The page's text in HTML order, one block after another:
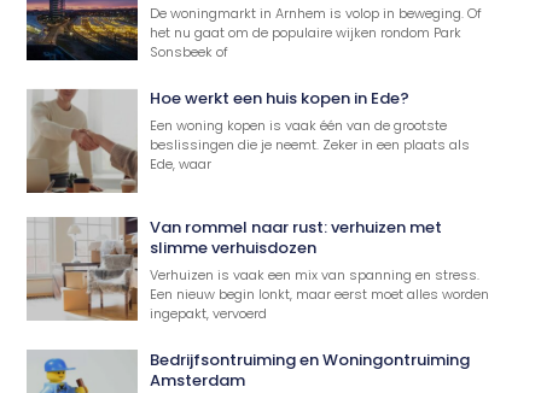
De woningmarkt in Arnhem is volop in beweging. Of
het nu gaat om de populaire wijken rondom Park
Sonsbeek of
Hoe werkt een huis kopen in Ede?
Een woning kopen is vaak één van de grootste
beslissingen die je neemt. Zeker in een plaats als
Ede, waar
Van rommel naar rust: verhuizen met
slimme verhuisdozen
Verhuizen is vaak een mix van spanning en stress.
Een nieuw begin lonkt, maar eerst moet alles worden
ingepakt, vervoerd
Bedrijfsontruiming en Woningontruiming
Amsterdam